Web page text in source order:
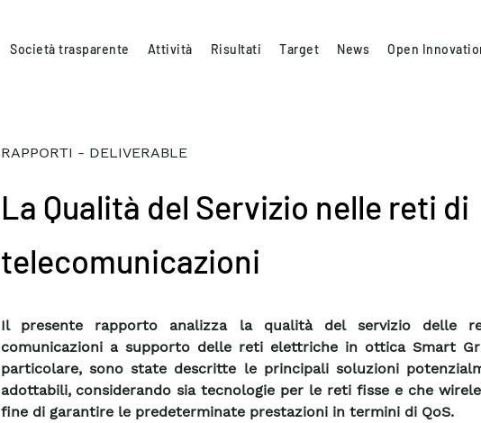
Società trasparente Attività Risultati Target News Open
RAPPORTI - DELIVERABLE
La Qualità del Servizio nelle reti di
telecomunicazioni
Il presente rapporto analizza la qualità del servizio delle
comunicazioni a supporto delle reti elettriche in ottica Smart
particolare, sono state descritte le principali soluzioni
adottabili, considerando sia tecnologie per le reti fisse e che
fine di garantire le predeterminate prestazioni in termini di QoS.